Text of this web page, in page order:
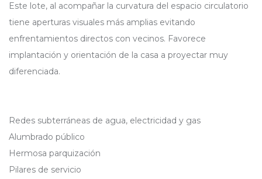
Este lote, al acompañar la curvatura del espacio circulatorio
tiene aperturas visuales más amplias evitando
enfrentamientos directos con vecinos. Favorece
implantación y orientación de la casa a proyectar muy
diferenciada.
Redes subterráneas de agua, electricidad y gas
Alumbrado público
Hermosa parquización
Pilares de servicio